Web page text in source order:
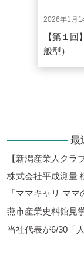
2026年1月
【第１
般型）
最
【新潟産業人ク
株式会社平成測量
「ママキャリ マ
燕市産業史料館見
当社代表が6/30「